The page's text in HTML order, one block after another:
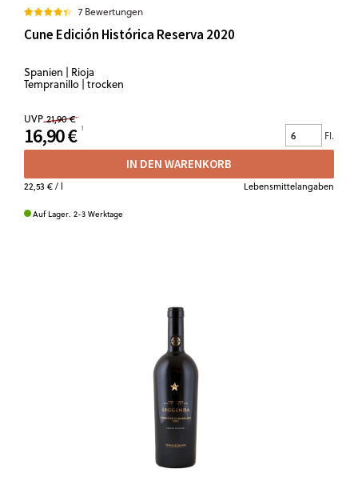
7 Bewertungen
Cune Edición Histórica Reserva 2020
Spanien | Rioja
Tempranillo | trocken
UVP 21,90 €
16,90 € Fl.
IN DEN WARENKORB
22,53 €/ l Lebensmittelangaben
Auf Lager. 2-3 Werktage